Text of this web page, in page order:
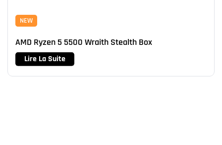
NEW
AMD Ryzen 5 5500 Wraith Stealth Box
Lire La Suite